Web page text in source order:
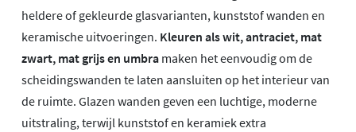
heldere of gekleurde glasvarianten, kunststof wanden en
keramische uitvoeringen. Kleuren als wit, antraciet, mat
zwart, mat grijs en umbra maken het eenvoudig om de
scheidingswanden te laten aansluiten op het interieur van
de ruimte. Glazen wanden geven een luchtige, moderne
uitstraling, terwijl kunststof en keramiek extra